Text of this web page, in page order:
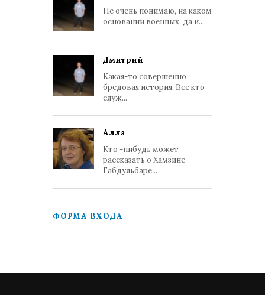
Не очень понимаю, на каком
основании военных, да и...
Дмитрий
Какая-то совершенно
бредовая история. Все кто
служ...
Алла
Кто -нибудь может
рассказать о Хамзине
Габдульбаре...
ФОРМА ВХОДА